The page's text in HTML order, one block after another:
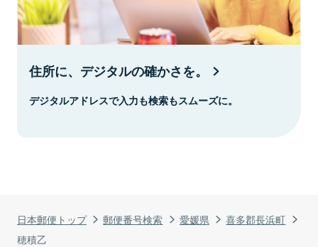
日本郵便トップ 郵便番号検索 愛媛県
喜多郡長浜町
穂積乙
住所に、デジタルの確かさを。
デジタルアドレスで入力も検索もスムーズに。